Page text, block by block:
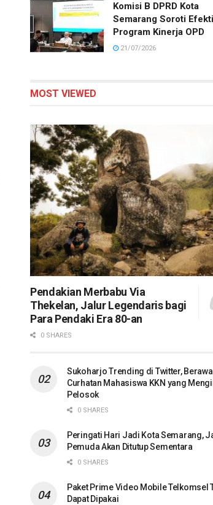
Komisi B DPRD Kota
Semarang Soroti
Program Kinerja OPD
21/07/2026
MOST VIEWED
Pendakian Merbabu Via
Thekelan, Jalur Legendaris bagi
Para Pendaki Era 80-an
0 SHARES
Sukoharjo Trending di Twitter,
Curhatan Mahasiswa KKN yang
Pelosok
0 SHARES
Peringati Hari Jadi Kota Semarang,
Pemuda Akan Ditutup Sementara
0 SHARES
Paket Prime Video Mobile Telkomsel
Dapat Dipakai